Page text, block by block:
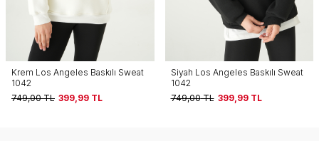
Siyah Los Angeles Baskılı Sweat
1042
749,00TL 399,99 TL
Siyah Cherry On Top Baskılı
Sweat 1041
749,00TL 399,99 TL